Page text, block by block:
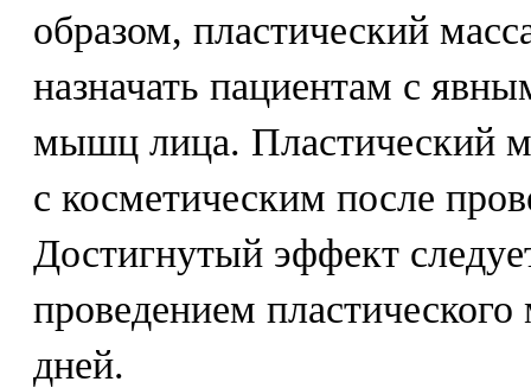
образом, пластический
назначать пациентам с
мышц лица. Пластический
с косметическим после
Достигнутый эффект
проведением
дней.